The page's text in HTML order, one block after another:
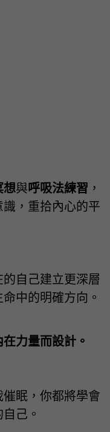
想與呼吸法練習 ，
，重拾內心的平
自己建立更深層
中的明確方向。
力量而設計。
眠，你都將學會
己。